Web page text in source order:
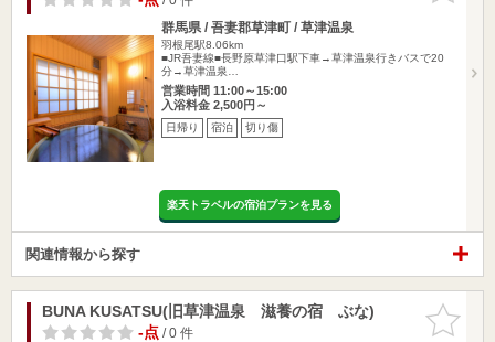
群馬県 / 吾妻郡草津町 / 草津温泉
羽根尾駅8.06km
■JR吾妻線■長野原草津口駅下車→草津温泉行きバスで20
分→草津温泉…
営業時間 11:00～15:00
入浴料金 2,500円～
日帰り 宿泊 切り傷
楽天トラベルの宿泊プランを見る
関連情報から探す
お気に入
りに追加
BUNA KUSATSU(旧草津温泉 滋養の宿 ぶな)
-点/ 0 件